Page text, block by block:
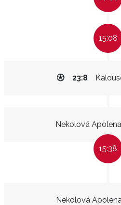
15:08
23:8
Nekolová Apolena
15:38
Nekolová